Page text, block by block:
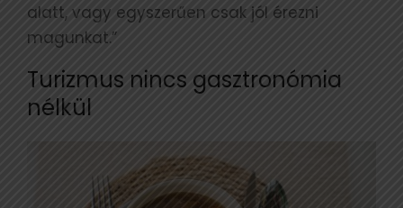
alatt, vagy egyszerűen csak jól érezni
magunkat.”
Turizmus nincs gasztronómia
nélkül